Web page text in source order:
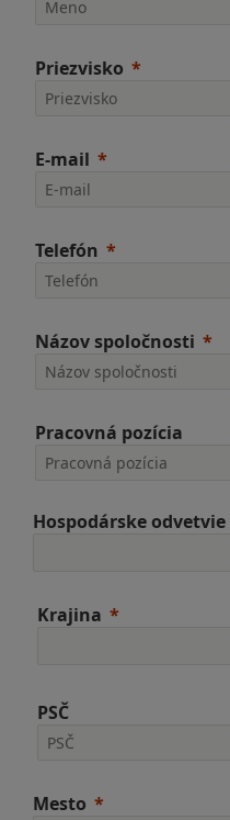
Priezvisko
E-mail
Telefón
Názov spoločnosti
Pracovná pozícia
Hospodárske odvetvie
Krajina
PSČ
Mesto